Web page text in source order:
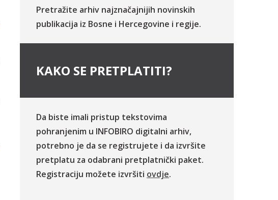
Pretražite arhiv najznačajnijih novinskih
publikacija iz Bosne i Hercegovine i regije.
KAKO SE PRETPLATITI?
Da biste imali pristup tekstovima
pohranjenim u INFOBIRO digitalni arhiv,
potrebno je da se registrujete i da izvršite
pretplatu za odabrani pretplatnički paket.
Registraciju možete izvršiti ovdje.